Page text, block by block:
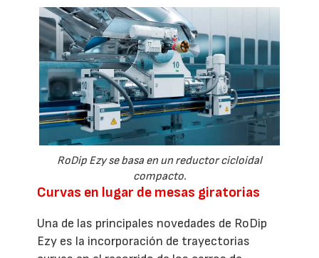
RoDip Ezy se basa en un reductor cicloidal
compacto.
Curvas en lugar de mesas giratorias
Una de las principales novedades de RoDip
Ezy es la incorporación de trayectorias